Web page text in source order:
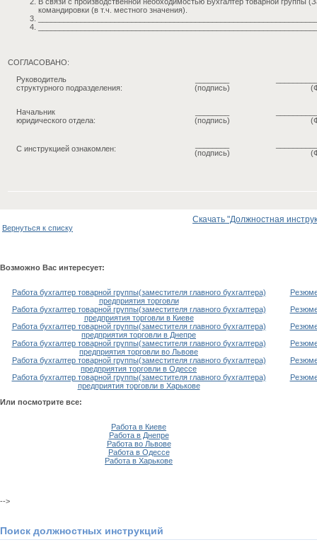
командировки (в т.ч. местного значения).
СОГЛАСОВАНО:
Руководитель
структурного подразделения:
(подпись)
Начальник
юридического отдела:
(подпись)
С инструкцией ознакомлен:
(подпись)
Вернуться к списку
Скачать "Должностная
Возможно Вас интересует:
Работа бухгалтер товарной группы(заместителя главного бухгалтера)
предприятия торговли
Работа бухгалтер товарной группы(заместителя главного бухгалтера)
предприятия торговли в Киеве
Работа бухгалтер товарной группы(заместителя главного бухгалтера)
предприятия торговли в Днепре
Работа бухгалтер товарной группы(заместителя главного бухгалтера)
предприятия торговли во Львове
Работа бухгалтер товарной группы(заместителя главного бухгалтера)
предприятия торговли в Одессе
Работа бухгалтер товарной группы(заместителя главного бухгалтера)
предприятия торговли в Харькове
Или посмотрите все:
Работа в Киеве
Работа в Днепре
Работа во Львове
Работа в Одессе
Работа в Харькове
-->
Поиск должностных инструкций